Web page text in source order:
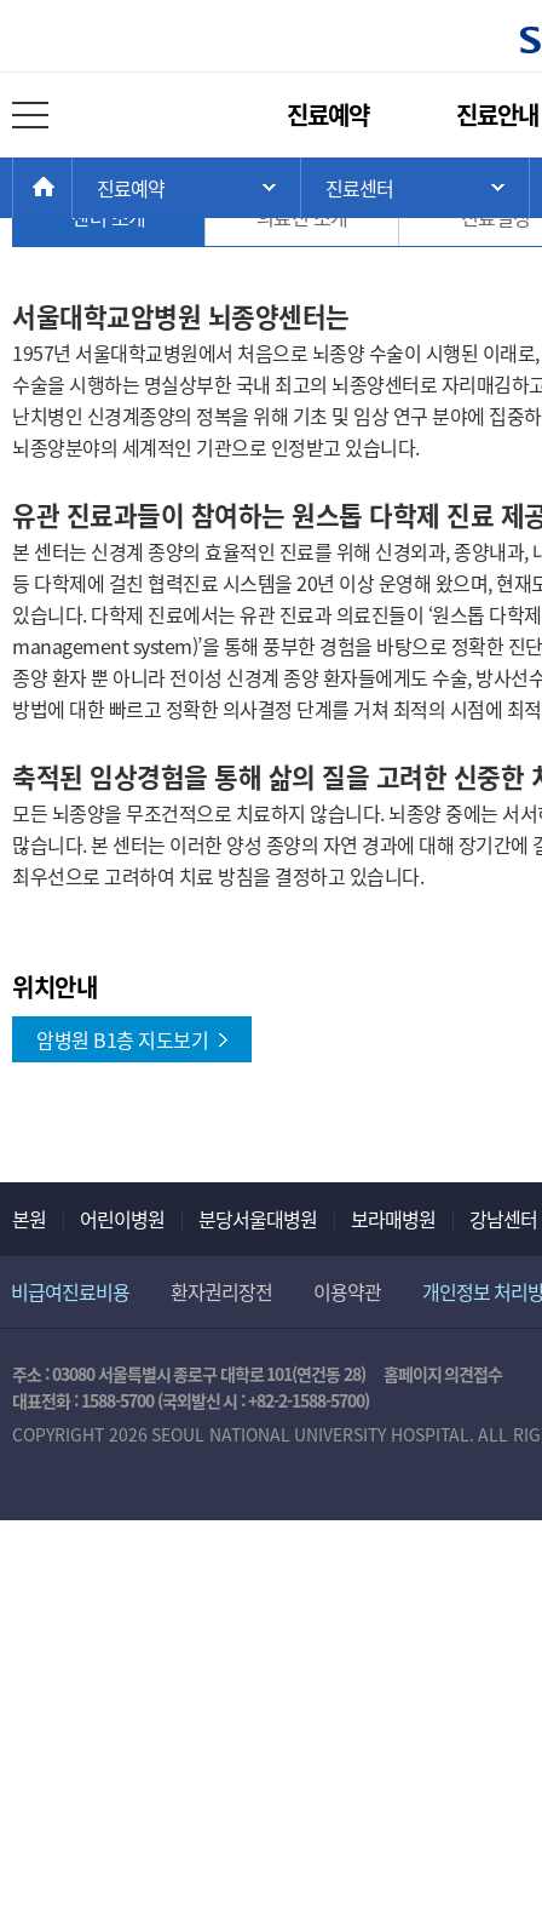
메
진료예약 진료안내
HOME
진료예약 주 메뉴 목록 열기
진료센터
뇌종양센터
센터 소개 의료진 소개 진료일정
서울대학교암병원 뇌종양센터는
1957년 서울대학교병원에서 처음으로 뇌종양 수술이 시행된 이래
수술을 시행하는 명실상부한 국내 최고의 뇌종양센터로 자리매김
난치병인 신경계종양의 정복을 위해 기초 및 임상 연구 분야에 집중
뇌종양분야의 세계적인 기관으로 인정받고 있습니다.
유관 진료과들이 참여하는 원스톱 다학제 진료 제
본 센터는 신경계 종양의 효율적인 진료를 위해 신경외과, 종양내과
등 다학제에 걸친 협력진료 시스템을 20년 이상 운영해 왔으며, 현
있습니다. 다학제 진료에서는 유관 진료과 의료진들이 ‘원스톱 다
management system)’을 통해 풍부한경험을 바탕으로 정확한 진
종양 환자 뿐 아니라 전이성 신경계 종양환자들에게도 수술, 방사선
방법에 대한 빠르고 정확한 의사결정 단계를 거쳐 최적의 시점에 최
축적된 임상경험을 통해 삶의 질을 고려한 신중한
모든 뇌종양을 무조건적으로 치료하지 않습니다. 뇌종양 중에는 서
많습니다. 본 센터는 이러한 양성 종양의 자연 경과에 대해 장기간
최우선으로 고려하여 치료 방침을 결정하고 있습니다.
위치안내
암병원 B1층 지도보기
본원 어린이병원 분당서울대병원 보라매병원 강남센터
비급여진료비용 환자권리장전 이용약관 개인정보 처리
주소 : 03080 서울특별시 종로구 대학로 101(연건동 28)
홈페이지 의견접수
대표전화 :1588-5700(국외발신 시 :+82-2-1588-5700)
COPYRIGHT 2026 SEOUL NATIONAL UNIVERSITY HOSPITAL. ALL